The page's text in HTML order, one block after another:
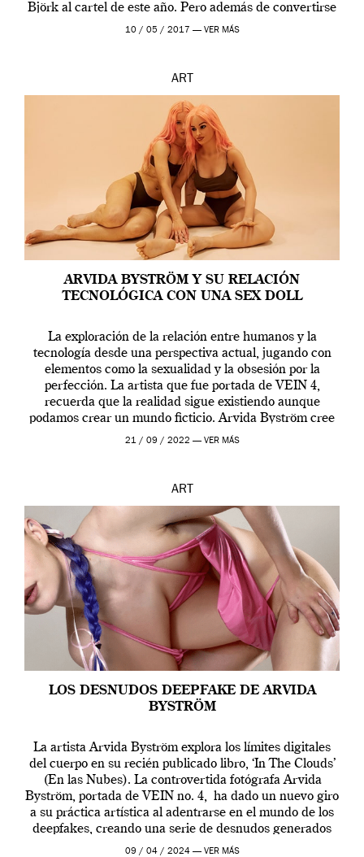
Björk al cartel de este año. Pero además de convertirse
en una de las actuaciones más relevantes […]
10 / 05 / 2017 — VER MÁS
ART
ARVIDA BYSTRÖM Y SU RELACIÓN
TECNOLÓGICA CON UNA SEX DOLL
La exploración de la relación entre humanos y la
tecnología desde una perspectiva actual, jugando con
elementos como la sexualidad y la obsesión por la
perfección. La artista que fue portada de VEIN 4,
recuerda que la realidad sigue existiendo aunque
podamos crear un mundo ficticio. Arvida Byström cree
que los humanos tienen un complejo […]
21 / 09 / 2022 — VER MÁS
ART
LOS DESNUDOS DEEPFAKE DE ARVIDA
BYSTRÖM
La artista Arvida Byström explora los límites digitales
del cuerpo en su recién publicado libro, ‘In The Clouds’
(En las Nubes). La controvertida fotógrafa Arvida
Byström, portada de VEIN no. 4, ha dado un nuevo giro
a su práctica artística al adentrarse en el mundo de los
deepfakes, creando una serie de desnudos generados
por […]
09 / 04 / 2024 — VER MÁS